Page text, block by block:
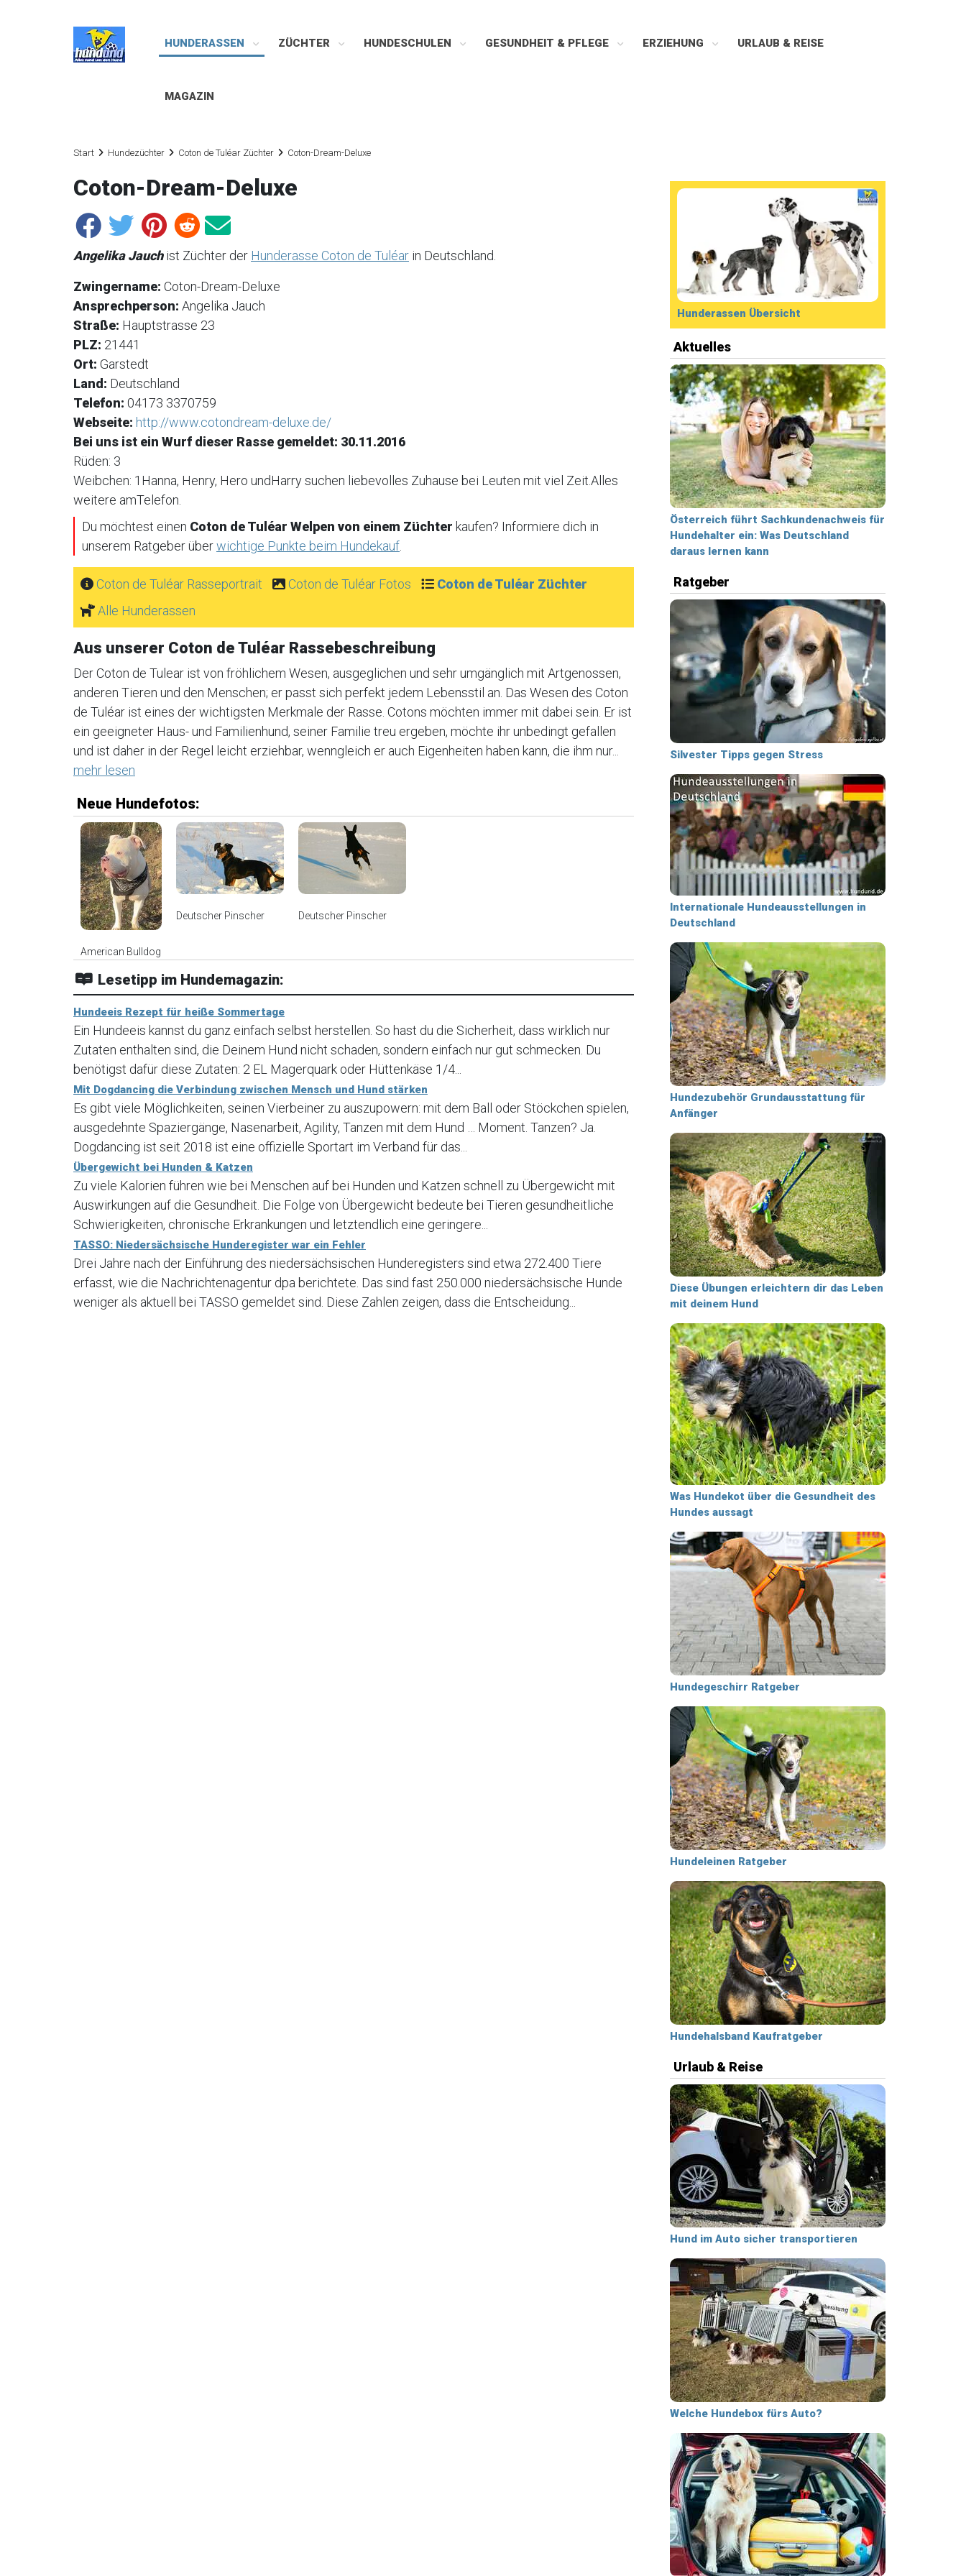
HUNDERASSEN ZÜCHTER HUNDESCHULEN GESUNDHEIT & PFLEGE ERZIEHUNG URLAUB & REISE
MAGAZIN
Start Hundezüchter Coton de Tuléar Züchter Coton-Dream-Deluxe
Coton-Dream-Deluxe
Angelika Jauchist Züchter der Hunderasse Coton de Tuléar in Deutschland.
Zwingername: Coton-Dream-Deluxe
Ansprechperson: Angelika Jauch
Straße: Hauptstrasse 23
PLZ: 21441
Ort: Garstedt
Land: Deutschland
Telefon: 04173 3370759
Webseite: http://www.cotondream-deluxe.de/
Bei uns ist ein Wurf dieser Rasse gemeldet: 30.11.2016
Rüden: 3
Weibchen: 1Hanna, Henry, Hero undHarry suchen liebevolles Zuhause bei Leuten mit viel Zeit.Alles
weitere amTelefon.
Du möchtest einen Coton de Tuléar Welpen von einem Züchter kaufen? Informiere dich in
unserem Ratgeber überwichtige Punkte beim Hundekauf
Coton de Tuléar Rasseportrait Coton de Tuléar Fotos
Coton de Tuléar Züchter
Alle Hunderassen
Aus unserer Coton de Tuléar Rassebeschreibung
Der Coton de Tulear ist von fröhlichem Wesen, ausgeglichen und sehr umgänglich mit Artgenossen,
anderen Tieren und den Menschen; er passt sich perfekt jedem Lebensstil an. Das Wesen des Coton
de Tuléar ist eines der wichtigsten Merkmale der Rasse. Cotons möchten immer mit dabei sein. Er ist
ein geeigneter Haus- und Familienhund, seiner Familie treu ergeben, möchte ihr unbedingt gefallen
und ist daher in der Regel leicht erziehbar, wenngleich er auch Eigenheiten haben kann, die ihm nur...
mehr lesen
Neue Hundefotos:
American Bulldog
Deutscher Pinscher Deutscher Pinscher
Lesetipp im Hundemagazin:
Hundeeis Rezept für heiße Sommertage
Ein Hundeeis kannst du ganz einfach selbst herstellen. So hast du die Sicherheit, dass wirklich nur
Zutaten enthalten sind, die Deinem Hund nicht schaden, sondern einfach nur gut schmecken. Du
benötigst dafür diese Zutaten: 2 EL Magerquark oder Hüttenkäse 1/4...
Mit Dogdancing die Verbindung zwischen Mensch und Hund stärken
Es gibt viele Möglichkeiten, seinen Vierbeiner zu auszupowern: mit dem Ball oder Stöckchen spielen,
ausgedehnte Spaziergänge, Nasenarbeit, Agility, Tanzen mit dem Hund … Moment. Tanzen? Ja.
Dogdancing ist seit 2018 ist eine offizielle Sportart im Verband für das...
Übergewicht bei Hunden & Katzen
Zu viele Kalorien führen wie bei Menschen auf bei Hunden und Katzen schnell zu Übergewicht mit
Auswirkungen auf die Gesundheit. Die Folge von Übergewicht bedeute bei Tieren gesundheitliche
Schwierigkeiten, chronische Erkrankungen und letztendlich eine geringere...
TASSO: Niedersächsische Hunderegister war ein Fehler
Drei Jahre nach der Einführung des niedersächsischen Hunderegisters sind etwa 272.400 Tiere
erfasst, wie die Nachrichtenagentur dpa berichtete. Das sind fast 250.000 niedersächsische Hunde
weniger als aktuell bei TASSO gemeldet sind. Diese Zahlen zeigen, dass die Entscheidung...
Hunderassen Übersicht
Aktuelles
Österreich führt Sachkundenachweis für
Hundehalter ein: Was Deutschland
daraus lernen kann
Ratgeber
Silvester Tipps gegen Stress
Internationale Hundeausstellungen in
Deutschland
Hundezubehör Grundausstattung für
Anfänger
Diese Übungen erleichtern dir das Leben
mit deinem Hund
Was Hundekot über die Gesundheit des
Hundes aussagt
Hundegeschirr Ratgeber
Hundeleinen Ratgeber
Hundehalsband Kaufratgeber
Urlaub & Reise
Hund im Auto sicher transportieren
Welche Hundebox fürs Auto?